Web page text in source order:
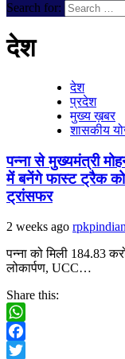
Search for:
देश
देश
प्रदेश
मुख्य ख़बर
शासकीय
पन्ना से मुख्यमंत्री
में बनेंगे फास्ट ट्रैक
ट्रांसफर
2 weeks ago
पन्ना को मिली 184.83
लोकार्पण, UCC…
Share this:
WhatsApp
Facebook